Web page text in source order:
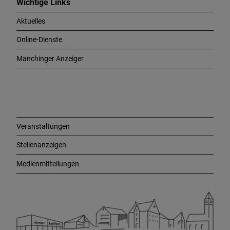
Wichtige Links
Aktuelles
Online-Dienste
Manchinger Anzeiger
Veranstaltungen
Stellenanzeigen
Medienmitteilungen